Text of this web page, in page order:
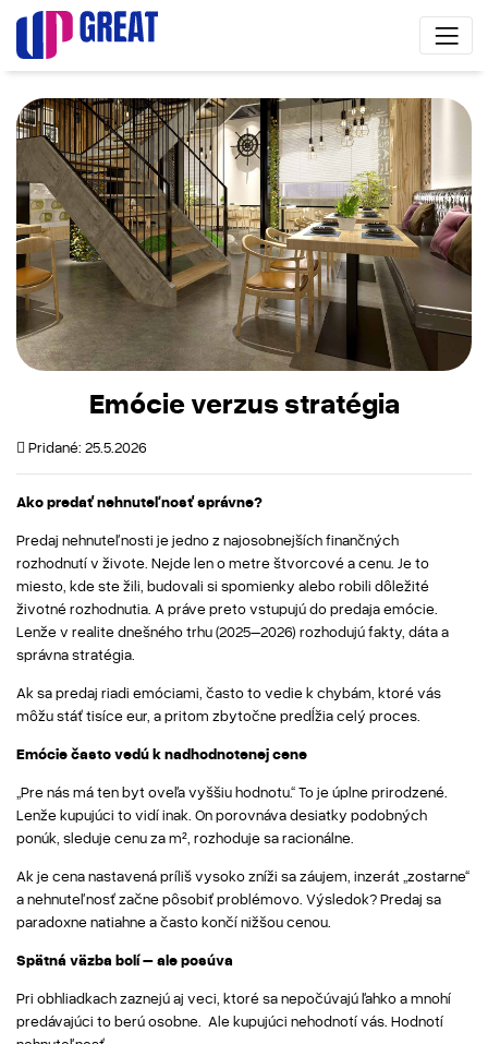
Emócie verzus stratégia
Pridané: 25.5.2026
Ako predať nehnuteľnosť správne?
Predaj nehnuteľnosti je jedno z najosobnejších finančných
rozhodnutí v živote. Nejde len o metre štvorcové a cenu. Je to
miesto, kde ste žili, budovali si spomienky alebo robili dôležité
životné rozhodnutia. A práve preto vstupujú do predaja emócie.
Lenže v realite dnešného trhu (2025–2026) rozhodujú fakty, dáta a
správna stratégia.
Ak sa predaj riadi emóciami, často to vedie k chybám, ktoré vás
môžu stáť tisíce eur, a pritom zbytočne predĺžia celý proces.
Emócie často vedú k nadhodnotenej cene
„Pre nás má ten byt oveľa vyššiu hodnotu.“ To je úplne prirodzené.
Lenže kupujúci to vidí inak. On porovnáva desiatky podobných
ponúk, sleduje cenu za m², rozhoduje sa racionálne.
Ak je cena nastavená príliš vysoko zníži sa záujem, inzerát „zostarne“
a nehnuteľnosť začne pôsobiť problémovo. Výsledok? Predaj sa
paradoxne natiahne a často končí nižšou cenou.
Spätná väzba bolí – ale posúva
Pri obhliadkach zaznejú aj veci, ktoré sa nepočúvajú ľahko a mnohí
predávajúci to berú osobne. Ale kupujúci nehodnotí vás. Hodnotí